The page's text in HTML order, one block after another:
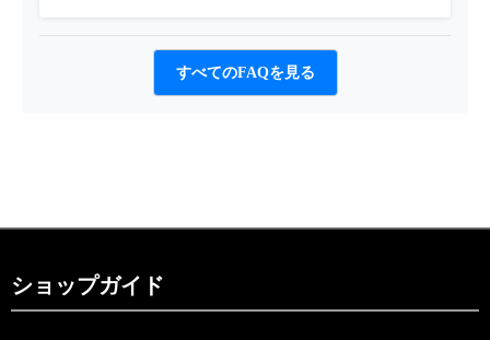
すべてのFAQを見る
ショップガイド